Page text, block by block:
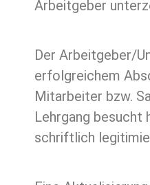
Arbeitgeber
Der Arbeitgeber/
erfolgreichem
Mitarbeiter bzw.
Lehrgang besucht
schriftlich